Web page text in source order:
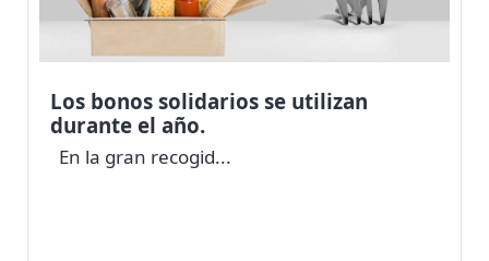
Los bonos solidarios se utilizan
durante el año.
En la gran recogid...